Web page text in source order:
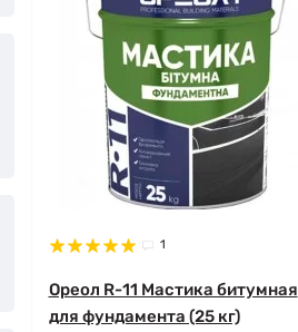
1
Ореол R-11 Мастика битумная
для фундамента (25 кг)